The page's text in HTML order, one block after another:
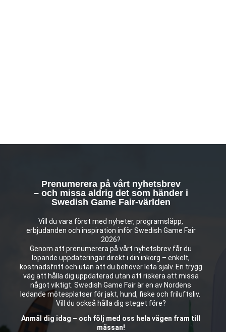
Prenumerera på vårt nyhetsbrev
– och missa aldrig det som händer i
Swedish Game Fair-världen
Vill du vara först med nyheter, programsläpp,
erbjudanden och inspiration inför Swedish Game Fair
2026?
Genom att prenumerera på vårt nyhetsbrev får du
löpande uppdateringar direkt i din inkorg – enkelt,
kostnadsfritt och utan att du behöver leta själv. En trygg
väg att hålla dig uppdaterad utan att riskera att missa
något viktigt. Swedish Game Fair är en av Nordens
ledande mötesplatser för jakt, hund, fiske och friluftsliv.
Vill du också hålla dig steget före?
Anmäl dig idag – och följ med oss hela vägen fram till
mässan!